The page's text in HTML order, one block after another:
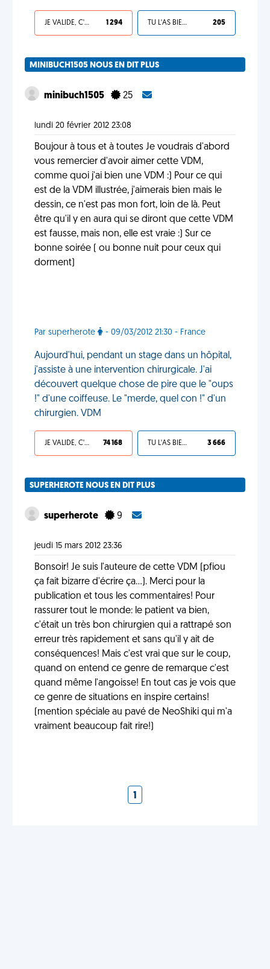
JE VALIDE, C'EST UNE VDM 1 294 TU L'AS BIEN MÉRITÉ 205
MINIBUCH1505 NOUS EN DIT PLUS
minibuch1505 25
lundi 20 février 2012 23:08
Boujour à tous et à toutes Je voudrais d'abord
vous remercier d'avoir aimer cette VDM,
comme quoi j'ai bien une VDM :) Pour ce qui
est de la VDM illustrée, j'aimerais bien mais le
dessin, ce n'est pas mon fort, loin de là. Peut
être qu'il y en aura qui se diront que cette VDM
est fausse, mais non, elle est vraie :) Sur ce
bonne soirée ( ou bonne nuit pour ceux qui
dorment)
Par superherote - 09/03/2012 21:30 - France
Aujourd'hui, pendant un stage dans un hôpital,
j'assiste à une intervention chirurgicale. J'ai
découvert quelque chose de pire que le "oups
!" d'une coiffeuse. Le "merde, quel con !" d'un
chirurgien. VDM
JE VALIDE, C'EST UNE VDM 74 168 TU L'AS BIEN MÉRITÉ 3 666
SUPERHEROTE NOUS EN DIT PLUS
superherote 9
jeudi 15 mars 2012 23:36
Bonsoir! Je suis l'auteure de cette VDM (pfiou
ça fait bizarre d'écrire ça...). Merci pour la
publication et tous les commentaires! Pour
rassurer tout le monde: le patient va bien,
c'était un très bon chirurgien qui a rattrapé son
erreur très rapidement et sans qu'il y ait de
conséquences! Mais c'est vrai que sur le coup,
quand on entend ce genre de remarque c'est
quand même l'angoisse! En tout cas je vois que
ce genre de situations en inspire certains!
(mention spéciale au pavé de NeoShiki qui m'a
vraiment beaucoup fait rire!)
1